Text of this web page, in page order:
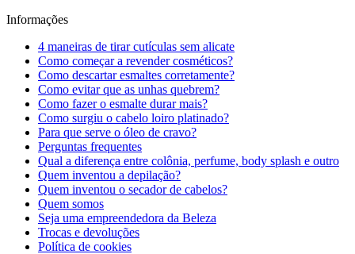
Informações
4 maneiras de tirar cutículas sem alicate
Como começar a revender cosméticos?
Como descartar esmaltes corretamente?
Como evitar que as unhas quebrem?
Como fazer o esmalte durar mais?
Como surgiu o cabelo loiro platinado?
Para que serve o óleo de cravo?
Perguntas frequentes
Qual a diferença entre colônia, perfume, body splash e outro
Quem inventou a depilação?
Quem inventou o secador de cabelos?
Quem somos
Seja uma empreendedora da Beleza
Trocas e devoluções
Política de cookies